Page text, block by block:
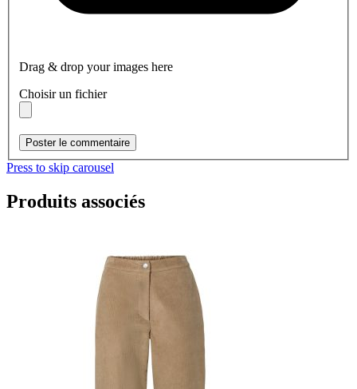
Drag & drop your images here
Choisir un fichier
Poster le commentaire
Press to skip carousel
Produits associés